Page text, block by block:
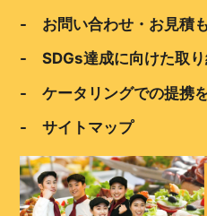
- お問い合わせ・お見積
- SDGs達成に向けた取り
- ケータリングでの提携
- サイトマップ